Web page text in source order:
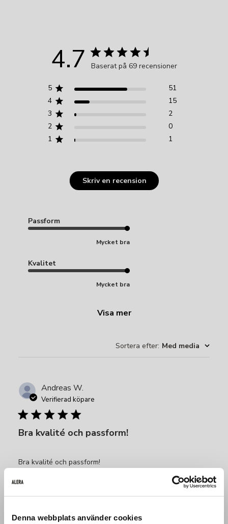
Denna webbplats använder cookies
4.7 Baserat på 69 recensioner
5
51
4
15
3
2
2
0
1
1
Skriv en recension
Passform
Mycket bra
Kvalitet
Mycket bra
Visa mer
Sortera efter: Med media
Andreas W.
Verifierad köpare
Bra kvalité och passform!
Bra kvalité och passform!